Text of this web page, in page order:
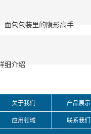
面包包装里的隐形高手
细介绍
关于我们 产品展示
应用领域 联系我们